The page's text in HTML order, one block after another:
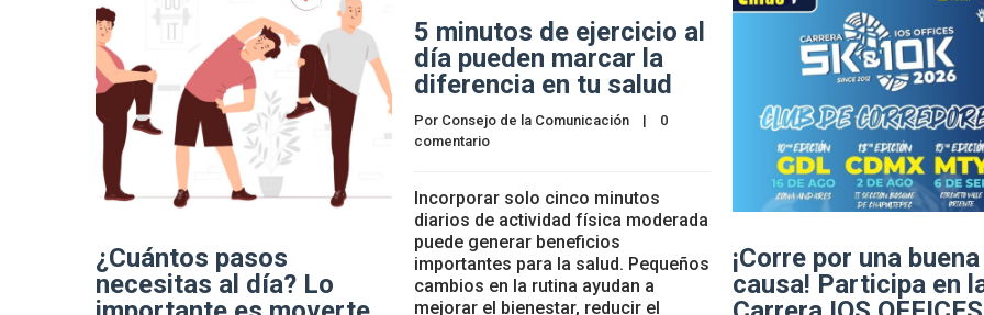
¿Cuántos pasos
necesitas al día? Lo
5 minutos de ejercicio al
día pueden marcar la
diferencia en tu salud
Por Consejo de la Comunicación
    |
0
comentario
Incorporar solo cinco minutos
diarios de actividad física moderada
puede generar beneficios
importantes para la salud. Pequeños
cambios en la rutina ayudan a
mejorar el bienestar, reducir el
¡Corre por una buena
causa! Participa en